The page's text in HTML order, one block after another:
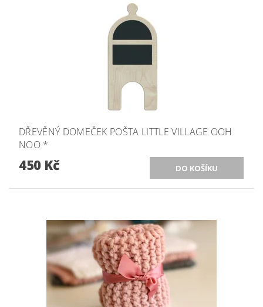
DŘEVĚNÝ DOMEČEK POŠTA LITTLE VILLAGE OOH
NOO *
450 Kč